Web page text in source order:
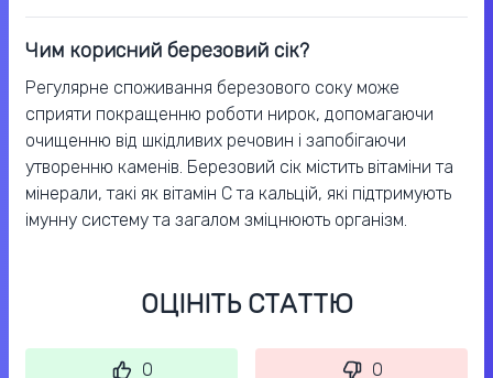
Чим корисний березовий сік?
Регулярне споживання березового соку може
сприяти покращенню роботи нирок, допомагаючи
очищенню від шкідливих речовин і запобігаючи
утворенню каменів. Березовий сік містить вітаміни та
мінерали, такі як вітамін С та кальцій, які підтримують
імунну систему та загалом зміцнюють організм.
ОЦІНІТЬ СТАТТЮ
0 0